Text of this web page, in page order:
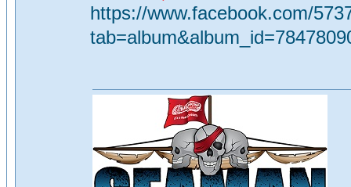
https://www.facebook.com/